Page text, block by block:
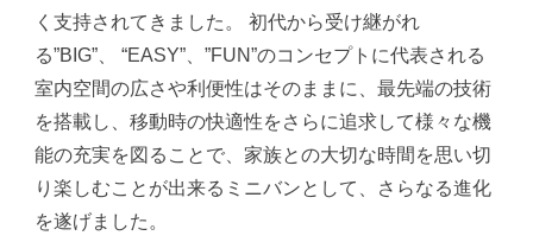
く支持されてきました。 初代から受け継がれ
る”BIG”、 “EASY”、”FUN”のコンセプトに代表される
室内空間の広さや利便性はそのままに、最先端の技術
を搭載し、移動時の快適性をさらに追求して様々な機
能の充実を図ることで、家族との大切な時間を思い切
り楽しむことが出来るミニバンとして、さらなる進化
を遂げました。